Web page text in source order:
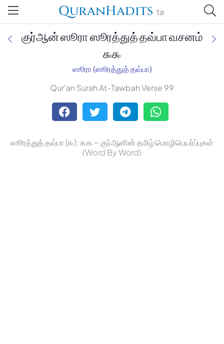
QuranHadits ta
Jan Trust Foundation
Mufti Omar Sheriff Qasimi,
குர்ஆன் ஸூரா ஸூரத்துத் தவ்பா வசனம்
௯௯
ஸூரா (ஸூரத்துத் தவ்பா)
Qur'an Surah At-Tawbah Verse 99
ஸூரத்துத் தவ்பா [௯]: ௯௯ ~ குர்ஆனின் தமிழ் மொழிபெயர்ப்புகள்
(Word By Word)